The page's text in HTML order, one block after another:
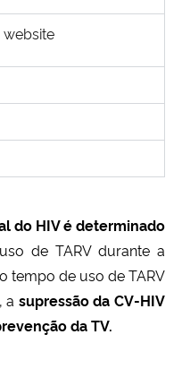
e Comunicações
do HIV é determinado
de TARV durante a
tempo de uso de TARV
a supressão da CV-HIV
da TV.